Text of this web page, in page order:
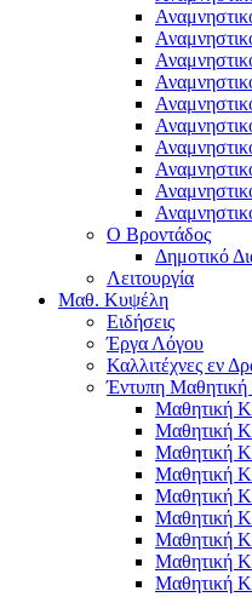
Ο Βροντάδος
Δημοτικό
Λειτουργία
Μαθ. Κυψέλη
Ειδήσεις
Έργα Λόγου
Καλλιτέχνες εν
Έντυπη
Μαθητική
Μαθητική
Μαθητική
Μαθητική
Μαθητική
Μαθητική
Μαθητική
Μαθητική
Μαθητική